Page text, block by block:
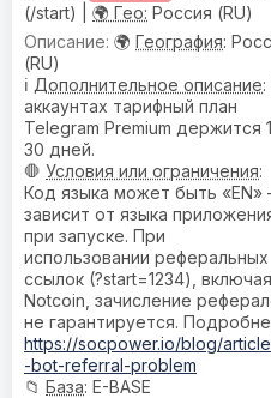
(/start) | 🌍 Гео: Россия (RU)
🌍 География:
(RU)
ℹ️ Дополнительное описание
аккаунтах тарифный план
Telegram Premium держится
30 дней.
🛑 Условия или ограничения:
Код языка может быть
зависит от языка
при запуске. При
использовании реферальных
ссылок (?start=1234), включая
Notcoin, зачисление
не гарантируется.
https://socpower.io/blog/
-bot-referral-problem
📁 База: E-BASE